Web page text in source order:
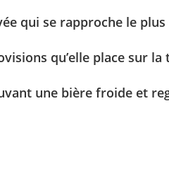
qui se rapproche le
qu’elle place sur
une bière froide et